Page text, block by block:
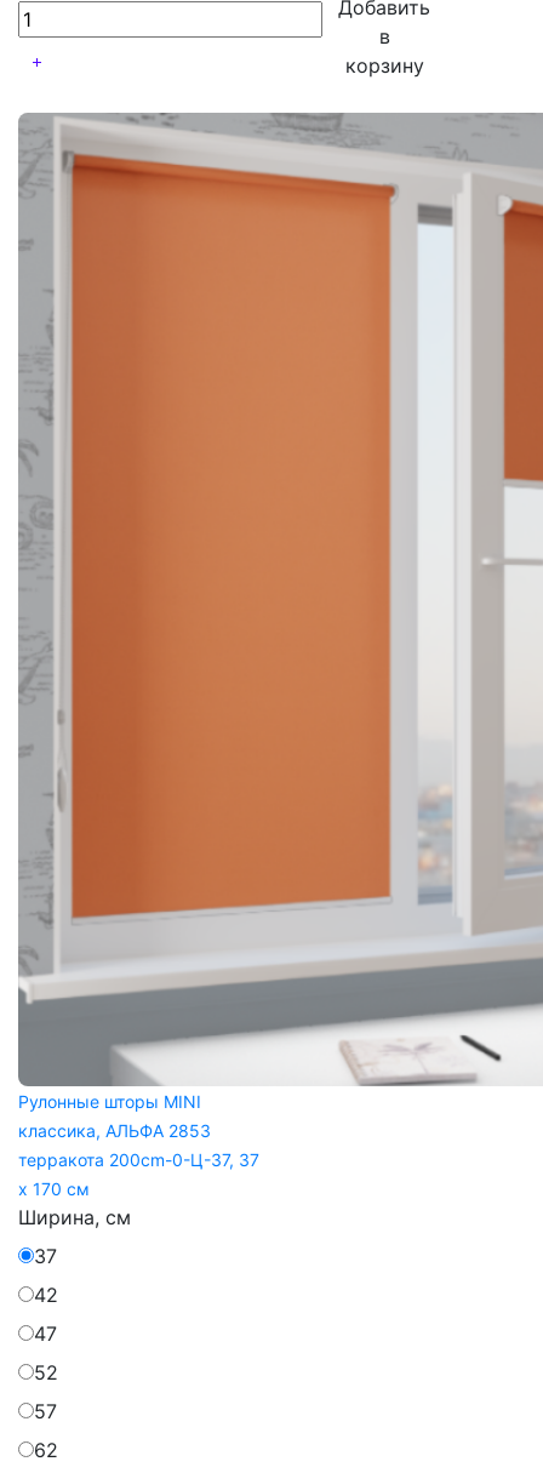
Добавить
в
корзину
Рулонные шторы MINI
классика, АЛЬФА 2853
терракота 200cm-0-Ц-37, 37
x 170 см
Ширина, см
37
42
47
52
57
62